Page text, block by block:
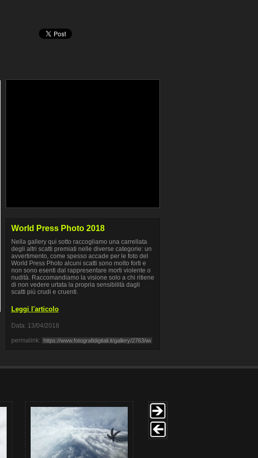
World Press Photo 2018
Nella gallery qui sotto raccogliamo una carrellata
degli altri scatti premiati nelle diverse categorie: un
avvertimento, come spesso accade per le foto del
World Press Photo alcuni scatti sono molto forti e
non sono esenti dal rappresentare morti violente o
nudità. Raccomandiamo la visione solo a chi ritiene
di non vedere urtata la propria sensibilità dagli
scatti più crudi e cruenti.
Leggi l'articolo
Data: 13/04/2018
permalink: